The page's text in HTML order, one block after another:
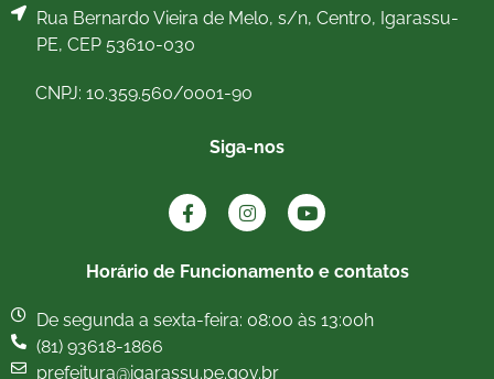
Rua Bernardo Vieira de Melo, s/n, Centro, Igarassu-
PE, CEP 53610-030
CNPJ: 10.359.560/0001-90
Siga-nos
Horário de Funcionamento e contatos
De segunda a sexta-feira: 08:00 às 13:00h
(81) 93618-1866
prefeitura@igarassu.pe.gov.br